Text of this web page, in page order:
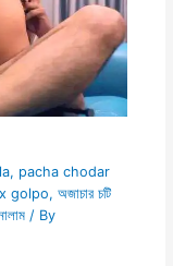
, pacha chodar
golpo, অজাচার চটি
/ By